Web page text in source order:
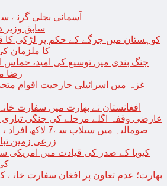
آسمانی بجلی گرنے سے 20 افراد
سابق وزیر دفاع
کا ملزمان
جنگ بندی میں توسیع کی امید، حماس
رضا
غزہ میں اسرائیلی جارحیت اقوام
افغانستان نے بھارت میں سفارت
عارضی وقفہ اگلے مرحلے کی جنگی تیاری
صومالیہ میں سیلاب
زرعی زمین
کیوبا کے صدر کی قیادت میں امریکی
بھارت؛ عدم تعاون پر افغان سفارت خانے